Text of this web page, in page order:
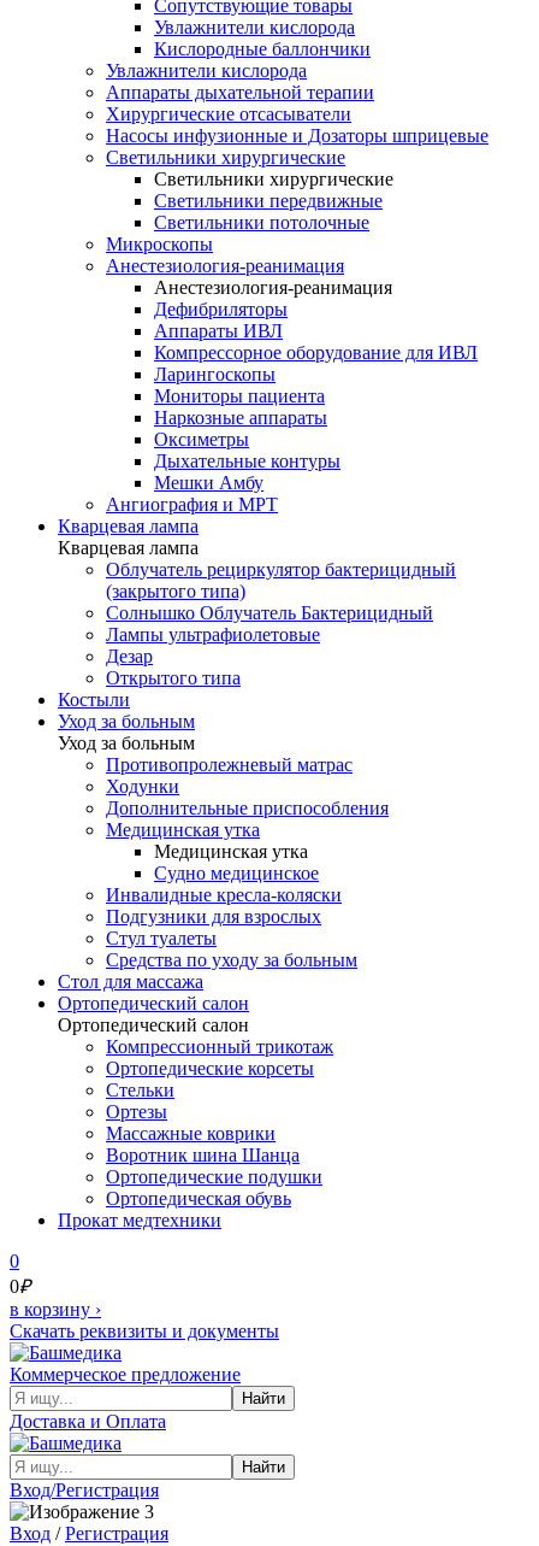
Сопутствующие товары
Увлажнители кислорода
Кислородные баллончики
Увлажнители кислорода
Аппараты дыхательной терапии
Хирургические отсасыватели
Насосы инфузионные и Дозаторы шприцевые
Светильники хирургические
Светильники хирургические
Светильники передвижные
Светильники потолочные
Микроскопы
Анестезиология-реанимация
Анестезиология-реанимация
Дефибриляторы
Аппараты ИВЛ
Компрессорное оборудование для ИВЛ
Ларингоскопы
Мониторы пациента
Наркозные аппараты
Оксиметры
Дыхательные контуры
Мешки Амбу
Ангиография и МРТ
Кварцевая лампа
Кварцевая лампа
Облучатель рециркулятор бактерицидный
(закрытого типа)
Солнышко Облучатель Бактерицидный
Лампы ультрафиолетовые
Дезар
Открытого типа
Костыли
Уход за больным
Уход за больным
Противопролежневый матрас
Ходунки
Дополнительные приспособления
Медицинская утка
Медицинская утка
Судно медицинское
Инвалидные кресла-коляски
Подгузники для взрослых
Стул туалеты
Средства по уходу за больным
Cтол для массажа
Ортопедический салон
Ортопедический салон
Компрессионный трикотаж
Ортопедические корсеты
Стельки
Ортезы
Массажные коврики
Воротник шина Шанца
Ортопедические подушки
Ортопедическая обувь
Прокат медтехники
0
0₽
в корзину ›
Скачать реквизиты и документы
Коммерческое предложение
Найти
Доставка и Оплата
Найти
Вход/Регистрация
Вход /Регистрация